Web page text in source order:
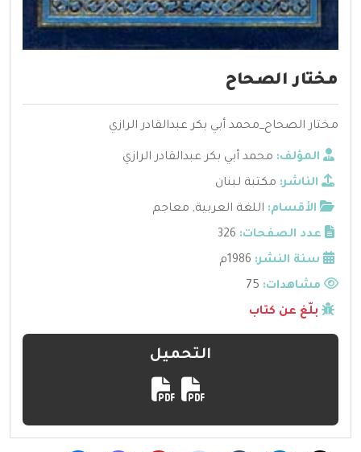
مختار الصحاح
مختار الصحاح_محمد أبي بكر عبدالقادر الرازي
المؤلف: محمد أبي بكر عبدالقادر الرازي
الناشر: مكتبة لبنان
الأقسام: اللغة العربية, معاجم
عدد الصفحات: 326
سنة النشر: 1986م
مشاهدات:
بلّغ عن كتاب
التحميل